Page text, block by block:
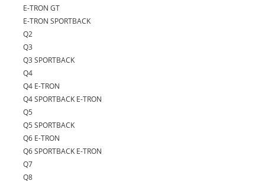
E-TRON GT
E-TRON SPORTBACK
Q2
Q3
Q3 SPORTBACK
Q4
Q4 E-TRON
Q4 SPORTBACK E-TRON
Q5
Q5 SPORTBACK
Q6 E-TRON
Q6 SPORTBACK E-TRON
Q7
Q8